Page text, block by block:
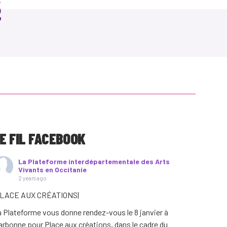
FIL FACEBOOK
La Plateforme interdépartementale des Arts
Vivants en Occitanie
2 years ago
AUX CRÉATIONS|
Plateforme vous donne rendez-vous le 8 janvier à
pour Place aux créations, dans le cadre du